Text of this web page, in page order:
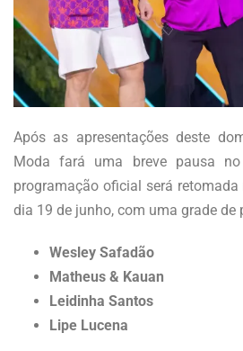
Após as apresentações deste
Moda fará uma breve pausa
programação oficial será
dia 19 de junho, com uma grade de
Wesley Safadão
Matheus & Kauan
Leidinha Santos
Lipe Lucena